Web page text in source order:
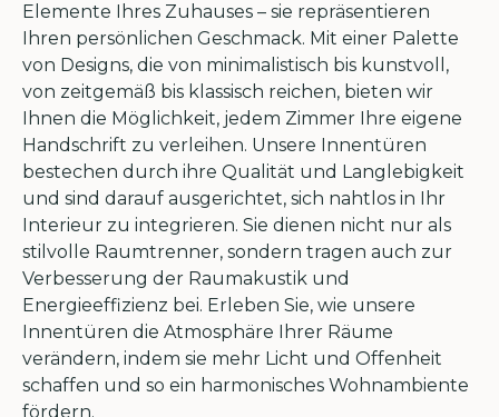
Elemente Ihres Zuhauses – sie repräsentieren
Ihren persönlichen Geschmack. Mit einer Palette
von Designs, die von minimalistisch bis kunstvoll,
von zeitgemäß bis klassisch reichen, bieten wir
Ihnen die Möglichkeit, jedem Zimmer Ihre eigene
Handschrift zu verleihen. Unsere Innentüren
bestechen durch ihre Qualität und Langlebigkeit
und sind darauf ausgerichtet, sich nahtlos in Ihr
Interieur zu integrieren. Sie dienen nicht nur als
stilvolle Raumtrenner, sondern tragen auch zur
Verbesserung der Raumakustik und
Energieeffizienz bei. Erleben Sie, wie unsere
Innentüren die Atmosphäre Ihrer Räume
verändern, indem sie mehr Licht und Offenheit
schaffen und so ein harmonisches Wohnambiente
fördern.